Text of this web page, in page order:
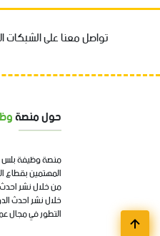
تواصل معنا على الشبكات
حول منصة
منصة وظيفة بلس
المهتمين بقطاع
من خلال نشر
خلال نشر احدث
التطور في مجال